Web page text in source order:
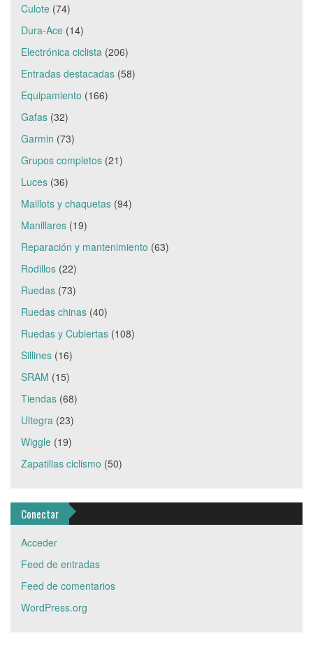
Culote (74)
Dura-Ace (14)
Electrónica ciclista (206)
Entradas destacadas (58)
Equipamiento (166)
Gafas (32)
Garmin (73)
Grupos completos (21)
Luces (36)
Maillots y chaquetas (94)
Manillares (19)
Reparación y mantenimiento (63)
Rodillos (22)
Ruedas (73)
Ruedas chinas (40)
Ruedas y Cubiertas (108)
Sillines (16)
SRAM (15)
Tiendas (68)
Ultegra (23)
Wiggle (19)
Zapatillas ciclismo (50)
Conectar
Acceder
Feed de entradas
Feed de comentarios
WordPress.org